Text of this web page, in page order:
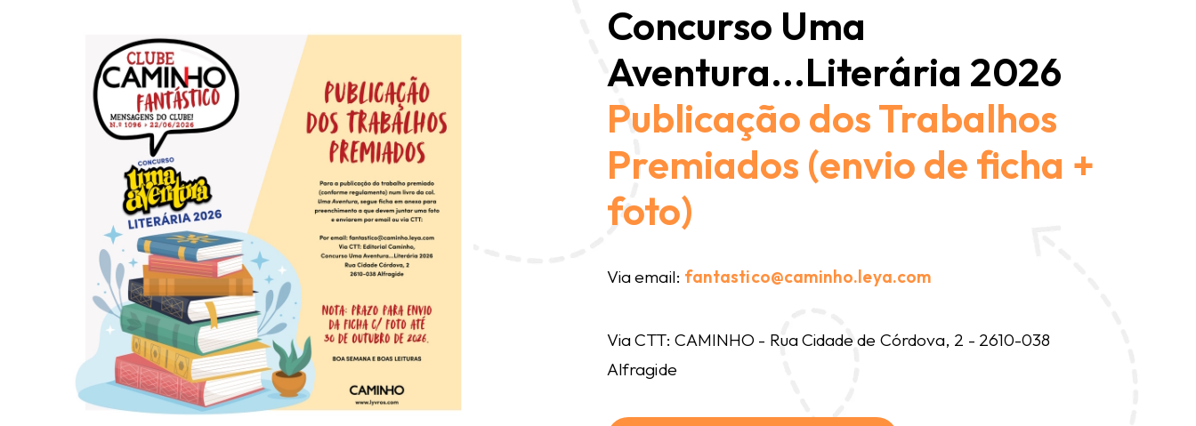
Concurso Uma
Aventura...Literária 2026
Publicação dos Trabalhos
Premiados (envio de ficha +
foto)
Via email: fantastico@caminho.leya.com
Via CTT: CAMINHO - Rua Cidade de Córdova, 2 - 2610-038
Alfragide